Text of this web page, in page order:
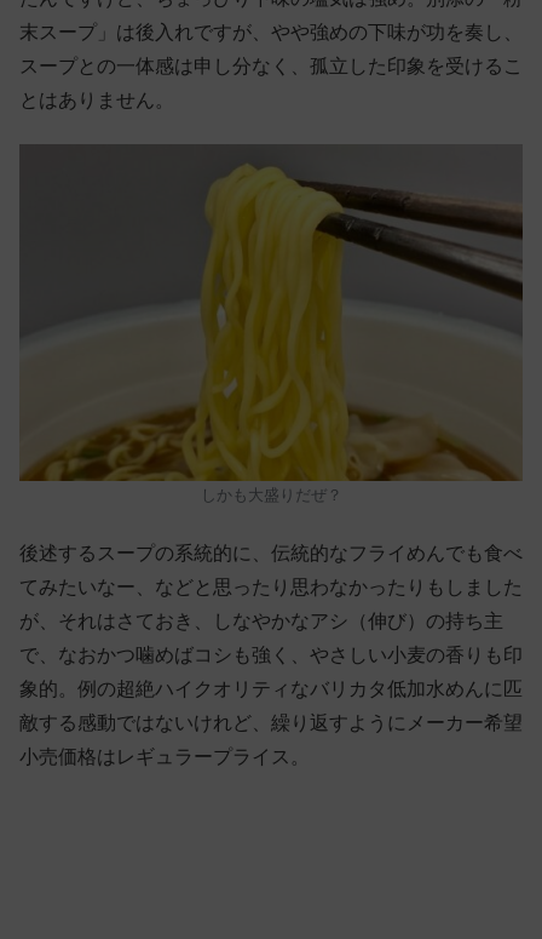
末スープ」は後入れですが、やや強めの下味が功を奏し、
スープとの一体感は申し分なく、孤立した印象を受けるこ
とはありません。
しかも大盛りだぜ？
後述するスープの系統的に、伝統的なフライめんでも食べ
てみたいなー、などと思ったり思わなかったりもしました
が、それはさておき、しなやかなアシ（伸び）の持ち主
で、なおかつ噛めばコシも強く、やさしい小麦の香りも印
象的。例の超絶ハイクオリティなバリカタ低加水めんに匹
敵する感動ではないけれど、繰り返すようにメーカー希望
小売価格はレギュラープライス。